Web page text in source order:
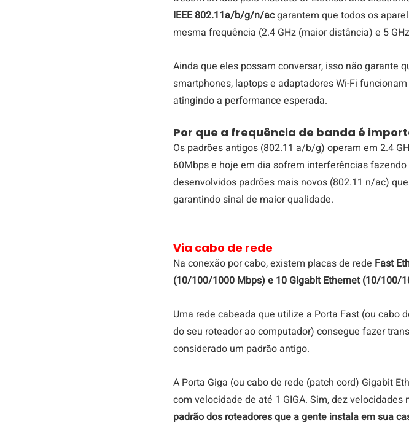
IEEE 802.11a/b/g/n/ac garantem que todos os
mesma frequência (2.4 GHz (maior distância) e 5
Ainda que eles possam conversar, isso não garante
smartphones, laptops e adaptadores Wi-Fi
atingindo a performance esperada.
Por que a frequência de banda é
Os padrões antigos (802.11 a/b/g) operam em 2.4
60Mbps e hoje em dia sofrem interferências
desenvolvidos padrões mais novos (802.11 n/ac)
garantindo sinal de maior qualidade.
Via cabo de rede
Na conexão por cabo, existem placas de rede Fast
(10/100/1000 Mbps) e 10 Gigabit Ethernet (10/100/
Uma rede cabeada que utilize a Porta Fast (ou cabo
do seu roteador ao computador) consegue fazer
considerado um padrão antigo.
A Porta Giga (ou cabo de rede (patch cord) Gigabit
com velocidade de até 1 GIGA. Sim, dez
padrão dos roteadores que a gente instala em sua